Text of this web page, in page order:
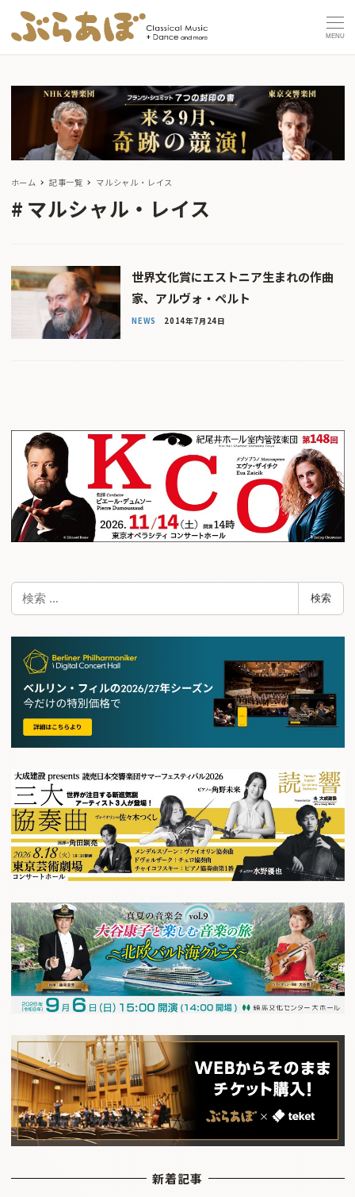
MENU
ホーム 記事一覧 マルシャル・レイス
マルシャル・レイス
世界文化賞にエストニア生まれの作曲
家、アルヴォ・ペルト
NEWS 2014年7月24日
検
検索
新着記事